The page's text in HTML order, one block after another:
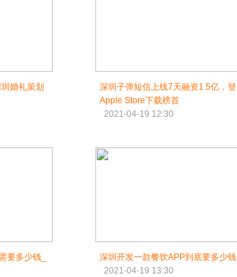
婚礼策划
深圳子弹短信上线7天融资1.5亿，登
Apple Store下载榜首
2021-04-19 12:30
要多少钱_
深圳开发一款餐饮APP到底要多少钱
2021-04-19 13:30